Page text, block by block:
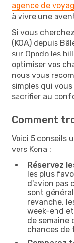
agence de
à vivre une
Si vous
(KOA) depuis
sur Opodo les
optimiser vos
nous vous
simples qui
sacrifier au
Comment
Voici 5 conseils
vers Kona :
Réservez
les plus
d'avion pas
sont
revanche,
week-end
de semaine
chances de